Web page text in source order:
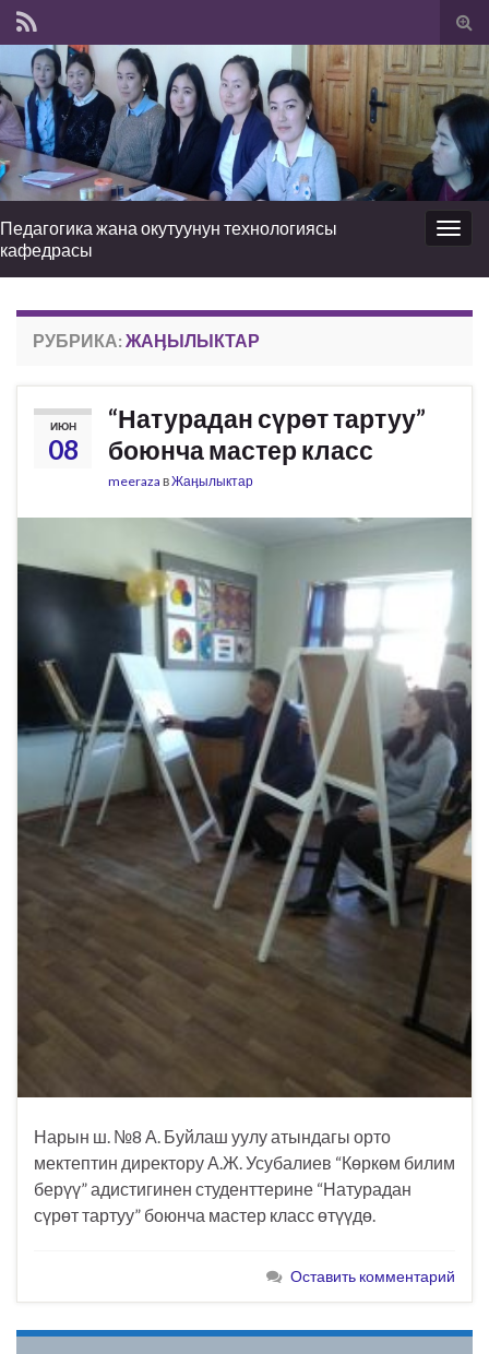
Вкл/
Педагогика жана окутуунун технологиясы
кафедрасы
РУБРИКА: ЖАӉЫЛЫКТАР
ИЮН
08
“Натурадан сүрөт тартуу”
боюнча мастер класс
meeraza вЖаӊылыктар
Нарын ш. №8 А. Буйлаш уулу атындагы орто
мектептин директору А.Ж. Усубалиев “Көркөм билим
берүү” адистигинен студенттерине “Натурадан
сүрөт тартуу” боюнча мастер класс өтүүдө.
Оставить комментарий